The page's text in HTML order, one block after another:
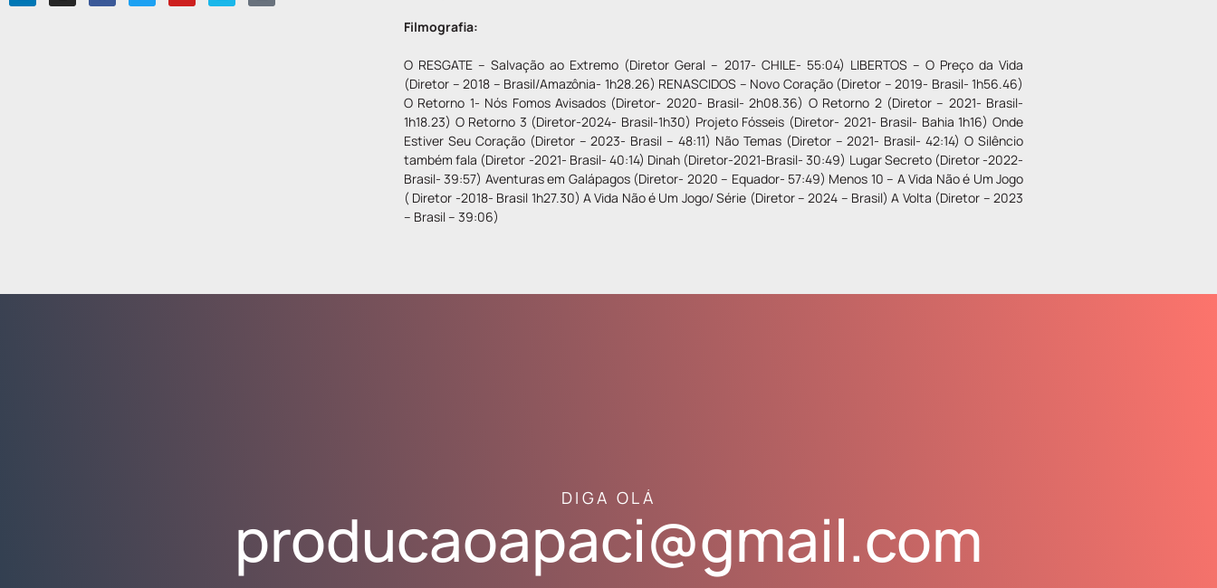
Filmografia:
O RESGATE – Salvação ao Extremo (Diretor Geral – 2017- CHILE- 55:04) LIBERTOS – O Preço da Vida
(Diretor – 2018 – Brasil/Amazônia- 1h28.26) RENASCIDOS – Novo Coração (Diretor – 2019- Brasil- 1h56.46)
O Retorno 1- Nós Fomos Avisados (Diretor- 2020- Brasil- 2h08.36) O Retorno 2 (Diretor – 2021- Brasil-
1h18.23) O Retorno 3 (Diretor-2024- Brasil-1h30) Projeto Fósseis (Diretor- 2021- Brasil- Bahia 1h16) Onde
Estiver Seu Coração (Diretor – 2023- Brasil – 48:11) Não Temas (Diretor – 2021- Brasil- 42:14) O Silêncio
também fala (Diretor -2021- Brasil- 40:14) Dinah (Diretor-2021-Brasil- 30:49) Lugar Secreto (Diretor -2022-
Brasil- 39:57) Aventuras em Galápagos (Diretor- 2020 – Equador- 57:49) Menos 10 – A Vida Não é Um Jogo
( Diretor -2018- Brasil 1h27.30) A Vida Não é Um Jogo/ Série (Diretor – 2024 – Brasil) A Volta (Diretor – 2023
– Brasil – 39:06)
DIGA OLÁ
producaoapaci@gmail.com